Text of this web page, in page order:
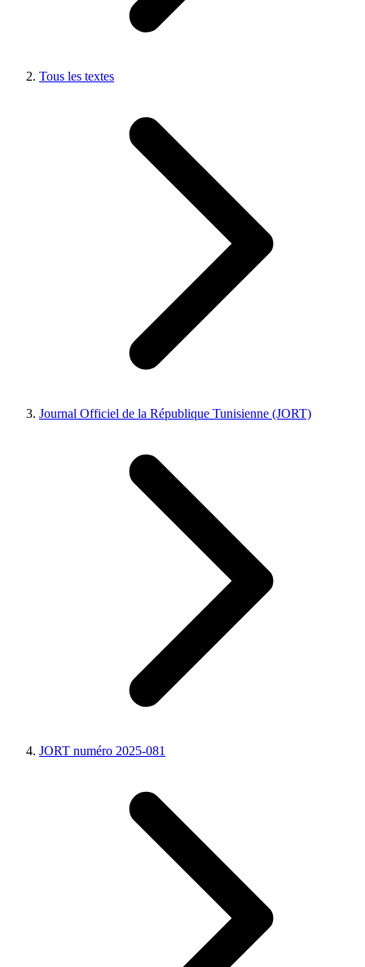
Tous les textes
Journal Officiel de la République Tunisienne (JORT)
JORT numéro 2025-081